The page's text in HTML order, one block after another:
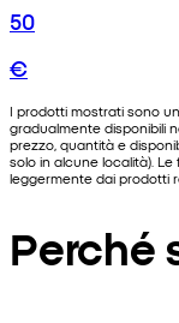
50
€
I prodotti mostrati sono
gradualmente disponibili
prezzo, quantità e
solo in alcune località).
leggermente dai prodotti
Perché